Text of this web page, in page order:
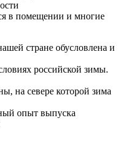
в помещении и многие
стране обусловлена и
российской зимы.
на севере которой зима
опыт выпуска